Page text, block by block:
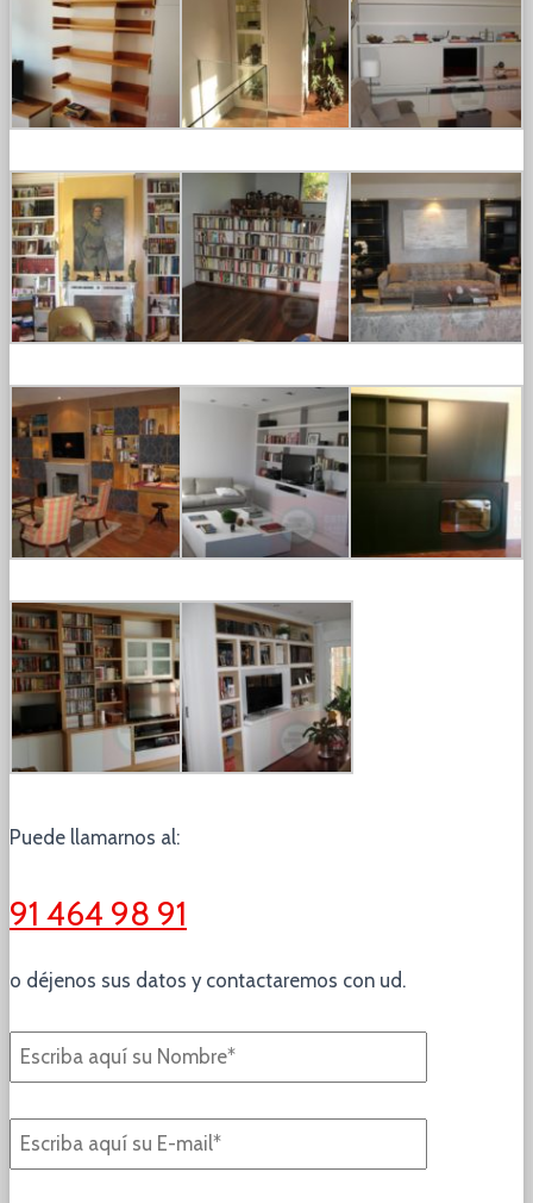
Puede llamarnos al:
91 464 98 91
o déjenos sus datos y contactaremos con ud.